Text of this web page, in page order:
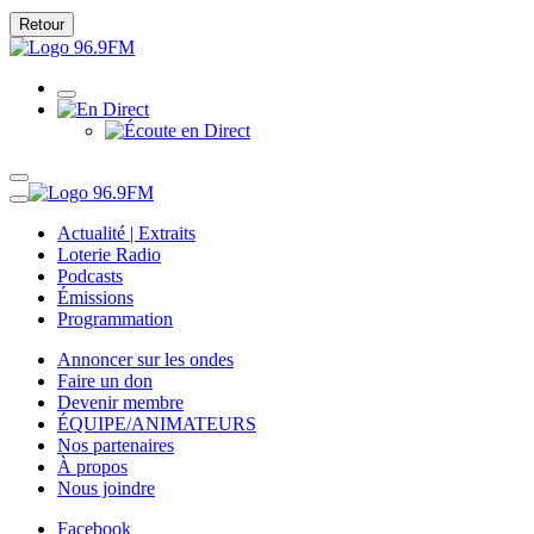
Retour
Actualité | Extraits
Loterie Radio
Podcasts
Émissions
Programmation
Annoncer sur les ondes
Faire un don
Devenir membre
ÉQUIPE/ANIMATEURS
Nos partenaires
À propos
Nous joindre
Facebook